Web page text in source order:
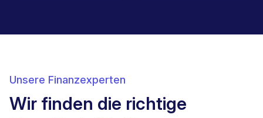
Unsere Finanzexperten
Wir finden die richtige